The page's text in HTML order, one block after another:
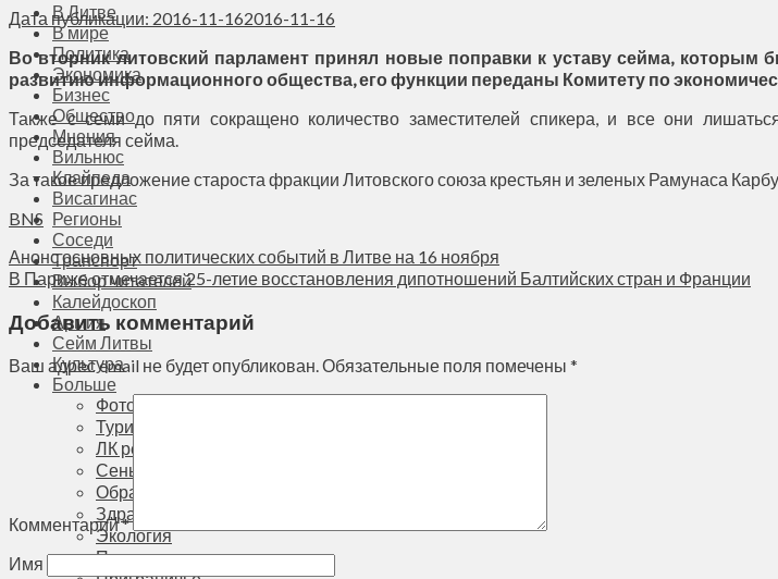
В Литве
В мире
Политика
Экономика
Бизнес
Общество
Мнения
Вильнюс
Клайпеда
Висагинас
Регионы
Соседи
Транспорт
Выбор читателей
Калейдоскоп
Армия
Сейм Литвы
Культура
Больше
Фоторепортаж
Туризм
ЛК рекомендует
Сеньорам
Образование
Здравоохранение
Экология
Происшествия
Дата публикации: 2016-11-162016-11-16
Во вторник литовский парламент принял новые поправки к уставу сейма, которым
развитию информационного общества, его функции переданы Комитету по
Также с семи до пяти сокращено количество заместителей спикера, и все они
председателя сейма.
За такое предложение староста фракции Литовского союза крестьян и зеленых Рамунаса
BNS
Анонс основных политических событий в Литве на 16 ноября
В Париже отмечается 25-летие восстановления дипотношений Балтийских стран и Франции
Добавить комментарий
Ваш адрес email не будет опубликован.Обязательные поля помечены *
Комментарий*
Имя